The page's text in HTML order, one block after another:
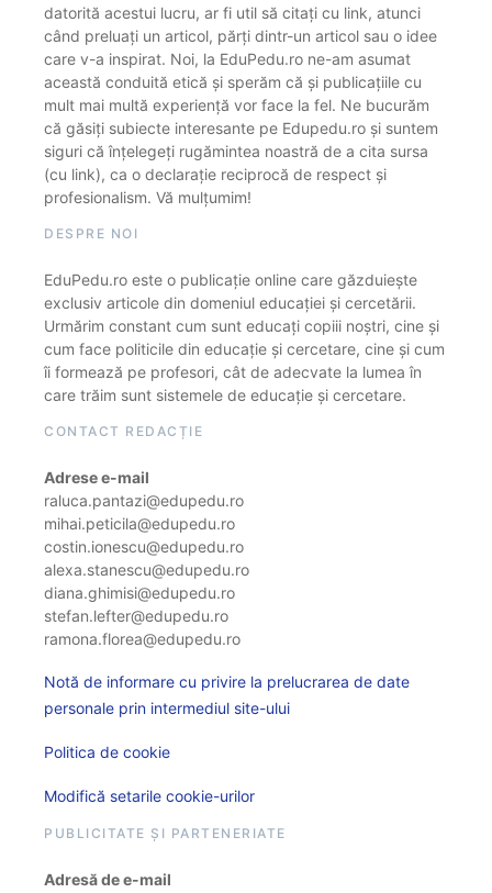
datorită acestui lucru, ar fi util să citați cu link, atunci
când preluați un articol, părți dintr-un articol sau o idee
care v-a inspirat. Noi, la EduPedu.ro ne-am asumat
această conduită etică și sperăm că și publicațiile cu
mult mai multă experiență vor face la fel. Ne bucurăm
că găsiți subiecte interesante pe Edupedu.ro și suntem
siguri că înțelegeți rugămintea noastră de a cita sursa
(cu link), ca o declarație reciprocă de respect și
profesionalism. Vă mulțumim!
DESPRE NOI
EduPedu.ro este o publicație online care găzduiește
exclusiv articole din domeniul educației și cercetării.
Urmărim constant cum sunt educați copiii noștri, cine și
cum face politicile din educație și cercetare, cine și cum
îi formează pe profesori, cât de adecvate la lumea în
care trăim sunt sistemele de educație și cercetare.
CONTACT REDACȚIE
Adrese e-mail
raluca.pantazi@edupedu.ro
mihai.peticila@edupedu.ro
costin.ionescu@edupedu.ro
alexa.stanescu@edupedu.ro
diana.ghimisi@edupedu.ro
stefan.lefter@edupedu.ro
ramona.florea@edupedu.ro
Notă de informare cu privire la prelucrarea de date
personale prin intermediul site-ului
Politica de cookie
Modifică setarile cookie-urilor
PUBLICITATE ȘI PARTENERIATE
Adresă de e-mail